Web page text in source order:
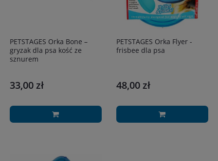
PETSTAGES Orka Bone –
gryzak dla psa kość ze
sznurem
33,00 zł
PETSTAGES Orka Flyer -
frisbee dla psa
48,00 zł